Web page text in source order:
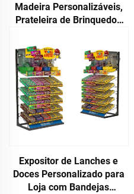
Madeira Personalizáveis,
Prateleira de Brinquedos
Varejistas, Supermercados
e Lojas de Brinquedos em
Plywoo
Expositor de Lanches e
Doces Personalizado para
Loja com Bandejas